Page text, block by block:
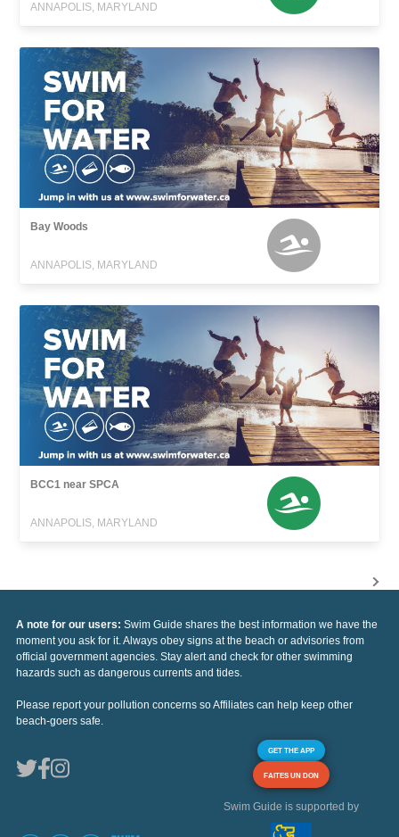
ANNAPOLIS, MARYLAND
Bay Woods
ANNAPOLIS, MARYLAND
BCC1 near SPCA
ANNAPOLIS, MARYLAND
A note for our users: Swim Guide shares the best information we have the
moment you ask for it. Always obey signs at the beach or advisories from
official government agencies. Stay alert and check for other swimming
hazards such as dangerous currents and tides.
Please report your pollution concerns so Affiliates can help keep other
beach-goers safe.
GET THE APP
FAITES UN DON
Swim Guide is supported by